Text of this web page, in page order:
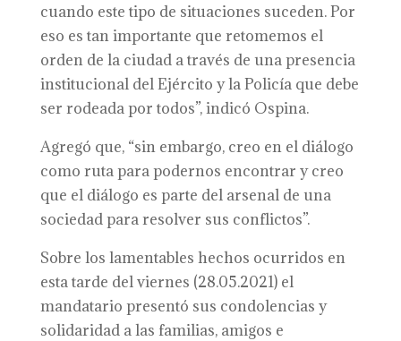
cuando este tipo de situaciones suceden. Por
eso es tan importante que retomemos el
orden de la ciudad a través de una presencia
institucional del Ejército y la Policía que debe
ser rodeada por todos”, indicó Ospina.
Agregó que, “sin embargo, creo en el diálogo
como ruta para podernos encontrar y creo
que el diálogo es parte del arsenal de una
sociedad para resolver sus conflictos”.
Sobre los lamentables hechos ocurridos en
esta tarde del viernes (28.05.2021) el
mandatario presentó sus condolencias y
solidaridad a las familias, amigos e